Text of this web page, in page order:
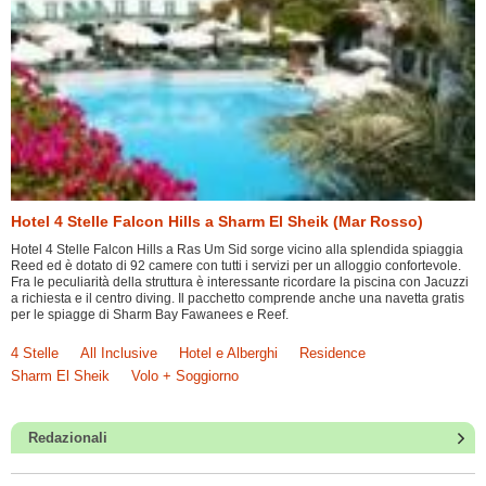
Hotel 4 Stelle Falcon Hills a Sharm El Sheik (Mar Rosso)
Hotel 4 Stelle Falcon Hills a Ras Um Sid sorge vicino alla splendida spiaggia
Reed ed è dotato di 92 camere con tutti i servizi per un alloggio confortevole.
Fra le peculiarità della struttura è interessante ricordare la piscina con Jacuzzi
a richiesta e il centro diving. Il pacchetto comprende anche una navetta gratis
per le spiagge di Sharm Bay Fawanees e Reef.
4 Stelle All Inclusive Hotel e Alberghi
Residence
Sharm El Sheik
Volo + Soggiorno
Redazionali